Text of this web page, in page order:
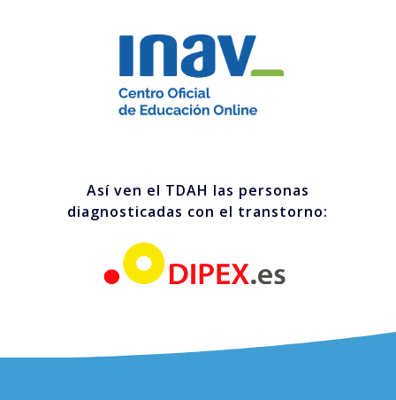
Así ven el TDAH las personas
diagnosticadas con el transtorno: